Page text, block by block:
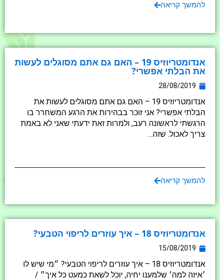
להמשך קריאה
אנדומטריוזיס 19 – האם גם אתם מסוגלים לעשות
את הבלתי אפשרי?
28/08/2019
אנדומטריוזיס 19 – האם גם אתם מסוגלים לעשות את
הבלתי אפשרי? אני זוכר בבהירות את הרגע המשחרר בו
הרגשתי לראשונה רעב, ולמרות זאת ידעתי שאני לא באמת
צריך לאכול. שזה…
להמשך קריאה
אנדומטריוזיס 18 – איך עוזרים לריפוי הטבעי?
15/08/2019
אנדומטריוזיס 18 – איך עוזרים לריפוי הטבעי? ״מי שיש לו
׳איזה למה׳ שלמענו יחיה, יוכל לשאת כמעט כל איך״ /